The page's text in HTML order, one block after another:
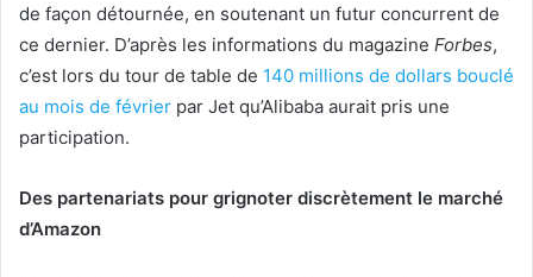
de façon détournée, en soutenant un futur concurrent de
ce dernier. D’après les informations du magazine Forbes,
c’est lors du tour de table de 140 millions de dollars bouclé
au mois de février par Jet qu’Alibaba aurait pris une
participation.
Des partenariats pour grignoter discrètement le marché
d’Amazon